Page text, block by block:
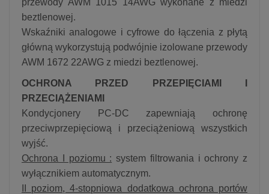
beztlenowej.
Wskaźniki analogowe i cyfrowe do łączenia z płytą
główną wykorzystują podwójnie izolowane przewody
AWM 1672 22AWG z miedzi beztlenowej.
OCHRONA PRZED PRZEPIĘCIAMI I
PRZECIĄŻENIAMI
Kondycjonery PC-DC zapewniają ochronę
przeciwprzepięciową i przeciążeniową wszystkich
wyjść.
Ochrona I poziomu : system filtrowania i ochrony z
wyłącznikiem automatycznym.
II poziom, 4-stopniowa dodatkowa ochrona portów